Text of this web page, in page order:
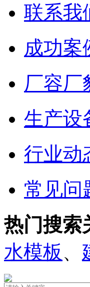
联系我
成功案
厂容厂
生产设
行业动
常见问
热门搜索
水模板 、